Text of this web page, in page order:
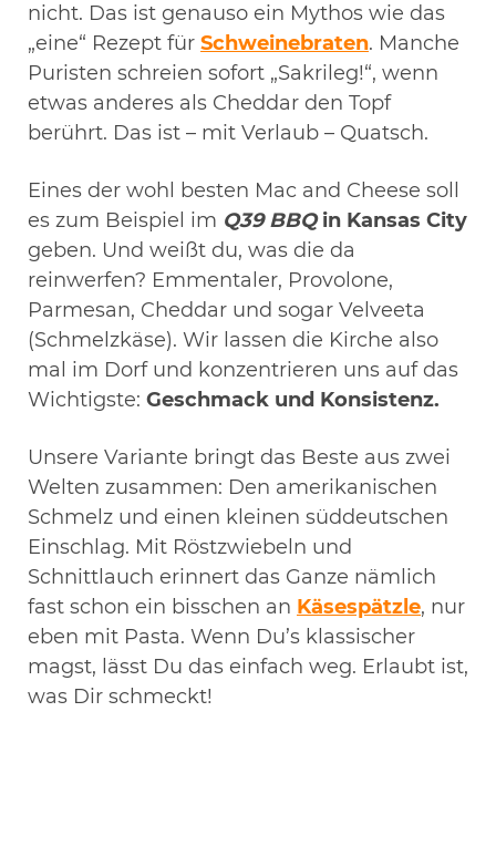
nicht. Das ist genauso ein Mythos wie das
„eine“ Rezept für Schweinebraten. Manche
Puristen schreien sofort „Sakrileg!“, wenn
etwas anderes als Cheddar den Topf
berührt. Das ist – mit Verlaub – Quatsch.
Eines der wohl besten Mac and Cheese soll
es zum Beispiel im Q39 BBQin Kansas City
geben. Und weißt du, was die da
reinwerfen? Emmentaler, Provolone,
Parmesan, Cheddar und sogar Velveeta
(Schmelzkäse). Wir lassen die Kirche also
mal im Dorf und konzentrieren uns auf das
Wichtigste: Geschmack und Konsistenz.
Unsere Variante bringt das Beste aus zwei
Welten zusammen: Den amerikanischen
Schmelz und einen kleinen süddeutschen
Einschlag. Mit Röstzwiebeln und
Schnittlauch erinnert das Ganze nämlich
fast schon ein bisschen an Käsespätzle, nur
eben mit Pasta. Wenn Du’s klassischer
magst, lässt Du das einfach weg. Erlaubt ist,
was Dir schmeckt!